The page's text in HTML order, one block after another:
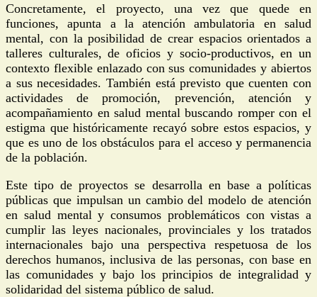
Concretamente, el proyecto, una vez que quede en
funciones, apunta a la atención ambulatoria en salud
mental, con la posibilidad de crear espacios orientados a
talleres culturales, de oficios y socio-productivos, en un
contexto flexible enlazado con sus comunidades y abiertos
a sus necesidades. También está previsto que cuenten con
actividades de promoción, prevención, atención y
acompañamiento en salud mental buscando romper con el
estigma que históricamente recayó sobre estos espacios, y
que es uno de los obstáculos para el acceso y permanencia
de la población.
Este tipo de proyectos se desarrolla en base a políticas
públicas que impulsan un cambio del modelo de atención
en salud mental y consumos problemáticos con vistas a
cumplir las leyes nacionales, provinciales y los tratados
internacionales bajo una perspectiva respetuosa de los
derechos humanos, inclusiva de las personas, con base en
las comunidades y bajo los principios de integralidad y
solidaridad del sistema público de salud.